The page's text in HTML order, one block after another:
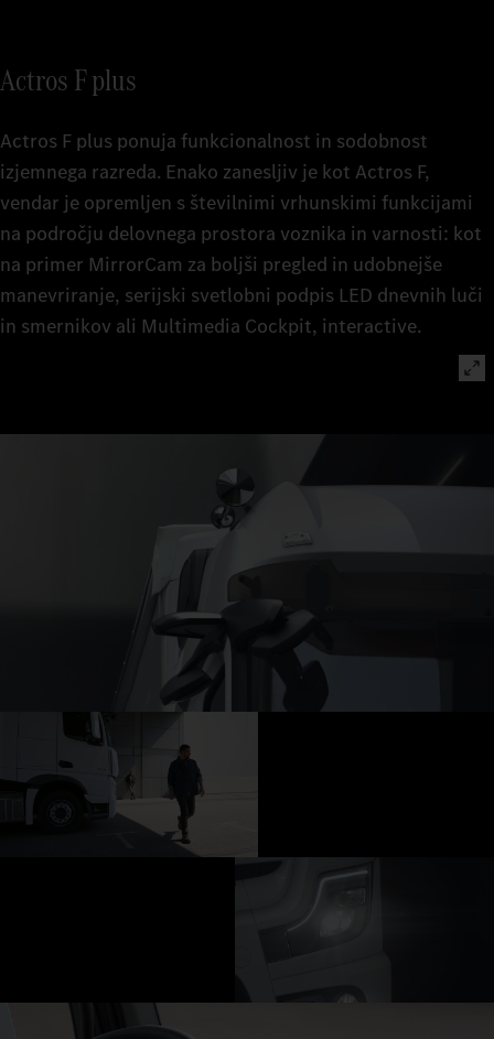
Actros F plus
Actros F plus ponuja funkcionalnost in sodobnost
izjemnega razreda. Enako zanesljiv je kot Actros F,
vendar je opremljen s številnimi vrhunskimi funkcijami
na področju delovnega prostora voznika in varnosti: kot
na primer MirrorCam za boljši pregled in udobnejše
manevriranje, serijski svetlobni podpis LED dnevnih luči
in smernikov ali Multimedia Cockpit, interactive.